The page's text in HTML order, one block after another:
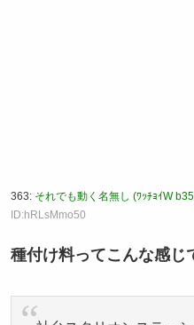
363: それでも動く名無し (ﾜｯﾁｮｲW
ID:hRLsMmo50
種付け料ってこんな感じ